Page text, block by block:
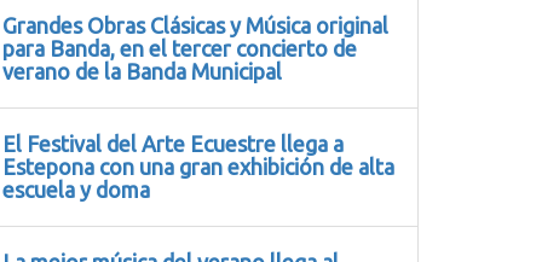
Grandes Obras Clásicas y Música original
para Banda, en el tercer concierto de
verano de la Banda Municipal
El Festival del Arte Ecuestre llega a
Estepona con una gran exhibición de alta
escuela y doma